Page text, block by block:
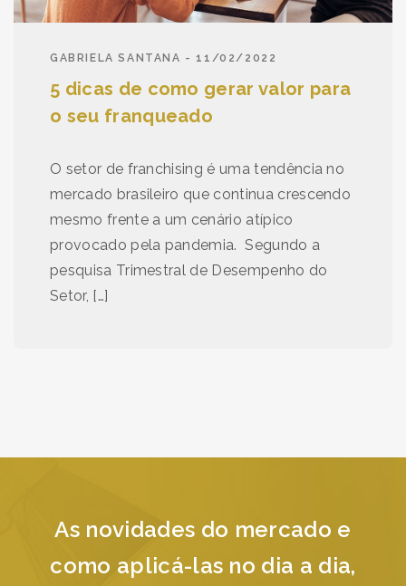
GABRIELA SANTANA - 11/02/2022
5 dicas de como gerar valor para
o seu franqueado
O setor de franchising é uma tendência no
mercado brasileiro que continua crescendo
mesmo frente a um cenário atípico
provocado pela pandemia. Segundo a
pesquisa Trimestral de Desempenho do
Setor, […]
As novidades do mercado e
como aplicá-las no dia a dia,